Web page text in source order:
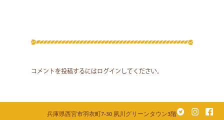
コメントを投稿するには ログイン してください。
兵庫県西宮市羽衣町7-30 夙川グリーンタウン3階